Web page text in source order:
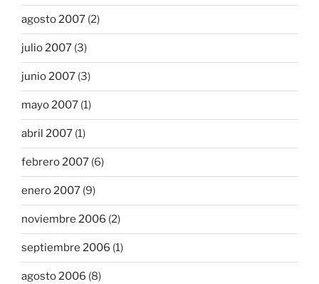
agosto 2007 (2)
julio 2007 (3)
junio 2007 (3)
mayo 2007 (1)
abril 2007 (1)
febrero 2007 (6)
enero 2007 (9)
noviembre 2006 (2)
septiembre 2006 (1)
agosto 2006 (8)